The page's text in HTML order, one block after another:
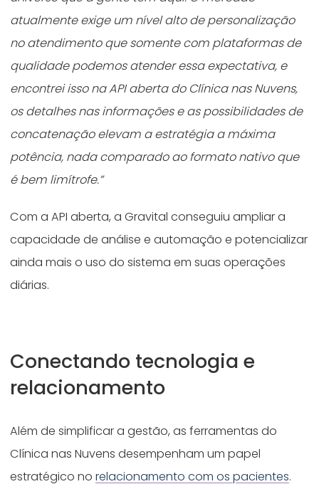
atualmente exige um nível alto de personalização
no atendimento que somente com plataformas de
qualidade podemos atender essa expectativa, e
encontrei isso na API aberta do Clínica nas Nuvens,
os detalhes nas informações e as possibilidades de
concatenação elevam a estratégia a máxima
potência, nada comparado ao formato nativo que
é bem limítrofe.”
Com a API aberta, a Gravital conseguiu ampliar a
capacidade de análise e automação e potencializar
ainda mais o uso do sistema em suas operações
diárias.
Conectando tecnologia e
relacionamento
Além de simplificar a gestão, as ferramentas do
Clínica nas Nuvens desempenham um papel
estratégico norelacionamento com os pacientes.